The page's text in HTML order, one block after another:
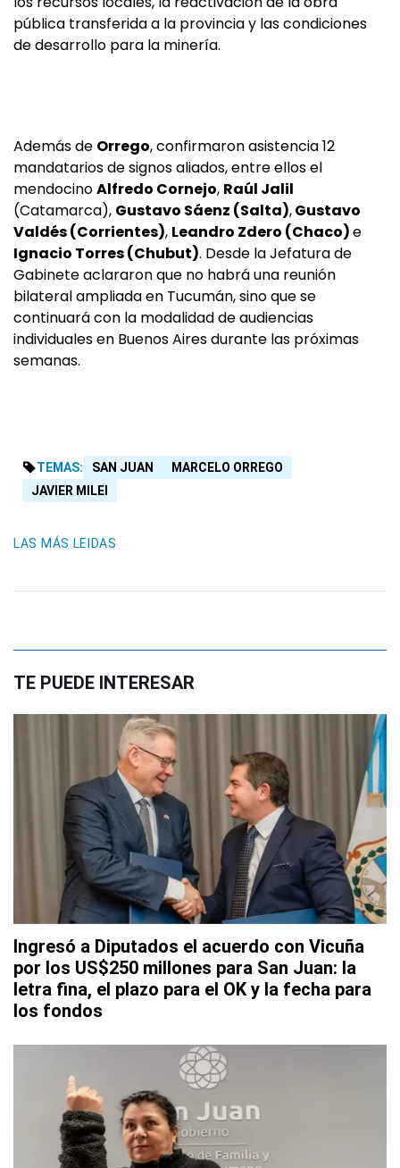
pública transferida a la provincia y las condiciones
de desarrollo para la minería.
Además de Orrego, confirmaron asistencia 12
mandatarios de signos aliados, entre ellos el
mendocinoAlfredo Cornejo, Raúl Jalil
(Catamarca), Gustavo Sáenz (Salta),Gustavo
Valdés (Corrientes), Leandro Zdero (Chaco)e
Ignacio Torres (Chubut). Desde la Jefatura de
Gabinete aclararon que no habrá una reunión
bilateral ampliada en Tucumán, sino que se
continuará con la modalidad de audiencias
individuales en Buenos Aires durante las próximas
semanas.
TEMAS: SAN JUAN
MARCELO ORREGO
JAVIER MILEI
LAS MÁS LEIDAS
TE PUEDE INTERESAR
Ingresó a Diputados el acuerdo con Vicuña
por los US$250 millones para San Juan: la
letra fina, el plazo para el OK y la fecha para
los fondos